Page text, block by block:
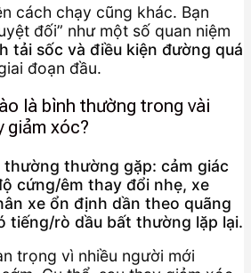
cách chạy cũng khác. Bạn
đối” như một số quan niệm
tải sốc và điều kiện đường quá
đoạn đầu.
là bình thường trong vài
giảm xóc?
thường thường gặp: cảm giác
cứng/êm thay đổi nhẹ, xe
xe ổn định dần theo quãng
tiếng/rò dầu bất thường lặp lại.
trọng vì nhiều người mới